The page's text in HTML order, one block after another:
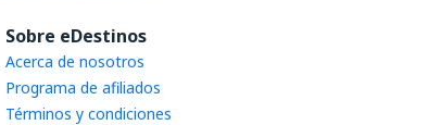
Sobre eDestinos
Acerca de nosotros
Programa de afiliados
Términos y condiciones